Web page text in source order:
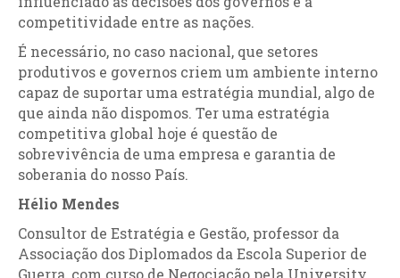
competitividade entre as nações.
É necessário, no caso nacional, que setores
produtivos e governos criem um ambiente interno
capaz de suportar uma estratégia mundial, algo de
que ainda não dispomos. Ter uma estratégia
competitiva global hoje é questão de
sobrevivência de uma empresa e garantia de
soberania do nosso País.
Hélio Mendes
Consultor de Estratégia e Gestão, professor da
Associação dos Diplomados da Escola Superior de
Guerra, com curso de Negociação pela University